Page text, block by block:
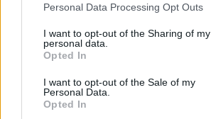
Personal Data Processing Opt Outs
I want to opt-out of the Sharing of my
personal data.
Opted In
I want to opt-out of the Sale of my
Personal Data.
Opted In